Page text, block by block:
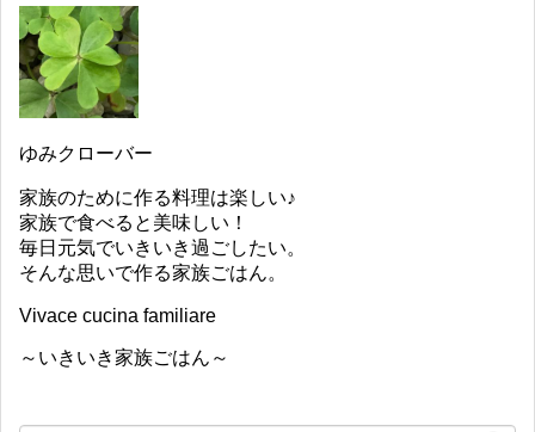
ゆみクローバー
家族のために作る料理は楽しい♪
家族で食べると美味しい！
毎日元気でいきいき過ごしたい。
そんな思いで作る家族ごはん。
Vivace cucina familiare
～いきいき家族ごはん～